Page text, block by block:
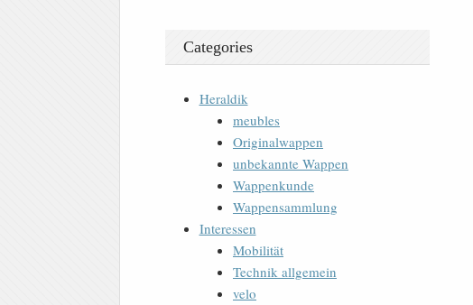
Categories
Heraldik
meubles
Originalwappen
unbekannte Wappen
Wappenkunde
Wappensammlung
Interessen
Mobilität
Technik allgemein
velo